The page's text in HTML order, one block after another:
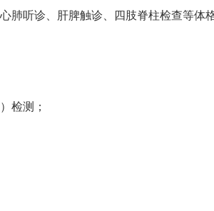
听诊、肝脾触诊、四肢脊柱检查等体
检测；